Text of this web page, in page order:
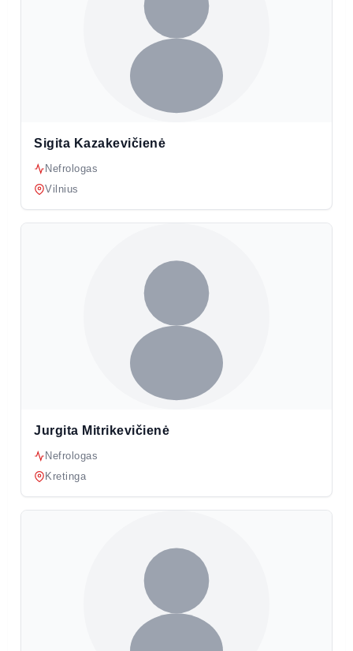
Sigita Kazakevičienė
Nefrologas
Vilnius
Jurgita Mitrikevičienė
Nefrologas
Kretinga